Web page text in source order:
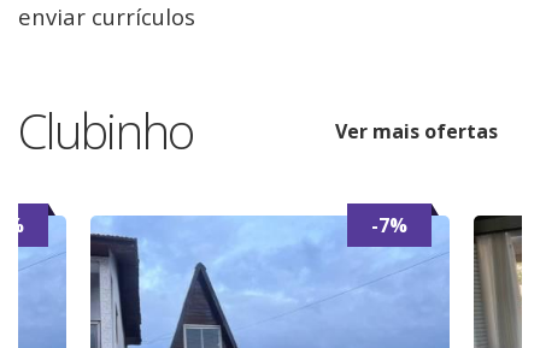
enviar currículos
Clubinho Ver mais ofertas
-7%